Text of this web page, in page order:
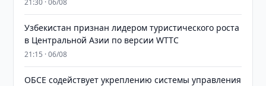
21:30 · 06/08
Узбекистан признан лидером туристического роста
в Центральной Азии по версии WTTC
21:15 · 06/08
ОБСЕ содействует укреплению системы управления